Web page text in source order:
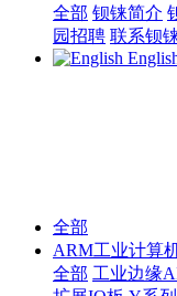
全部 钡铼简介
园招聘 联系钡
全部
ARM工业计算
全部 工业边缘